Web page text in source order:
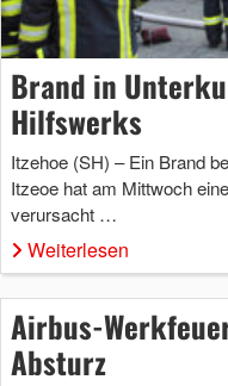
Brand in
Hilfswerks
Itzehoe (SH) – Ein Brand
Itzeoe hat am Mittwoch
verursacht …
Weiterlesen
Airbus-
Absturz